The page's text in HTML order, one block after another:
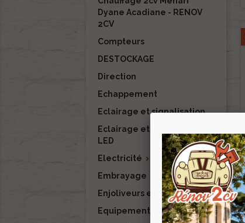
Dyane Acadiane - RENOV
2CV
Compteurs
DESTOCKAGE
Direction
Echappement
Eclairage et signalisation
Eclairage et signalisation
LED
Electricité 
Embrayage
Enjoliveurs et finitions
Equipement intérieur